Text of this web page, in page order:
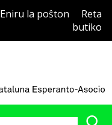
Eniru la poŝton
Reta
butiko